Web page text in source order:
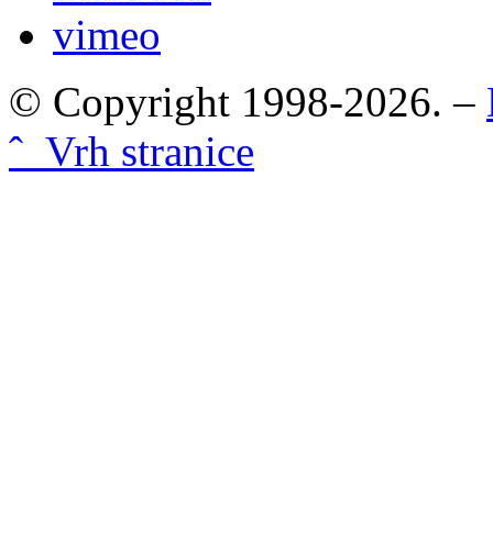
vimeo
© Copyright 1998-2026. –
ˆ Vrh stranice